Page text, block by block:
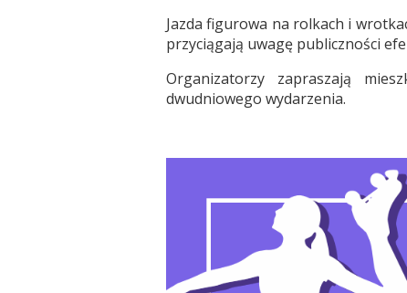
Jazda figurowa na rolkach i
przyciągają uwagę publiczności
Organizatorzy zapraszają
dwudniowego wydarzenia.